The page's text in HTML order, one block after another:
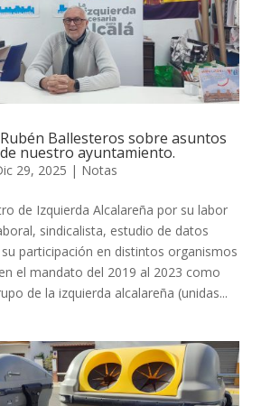
Ballesteros sobre asuntos
nuestro ayuntamiento.
29, 2025 | Notas
de Izquierda Alcalareña por su labor
sindicalista, estudio de datos
participación en distintos organismos
el mandato del 2019 al 2023 como
de la izquierda alcalareña (unidas...